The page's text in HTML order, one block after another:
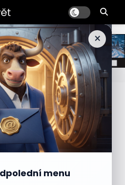
×
menu
dluhopisů
je trh, na kterém jsou
mezi investory. Na
dochází k prodeji a nákupu
kteří si přejí změnit svou pozici
dluhopisů na sekundárním trhu
hodnoty v závislosti na